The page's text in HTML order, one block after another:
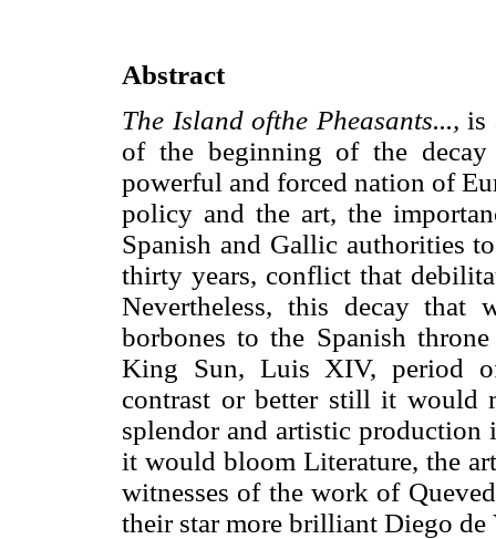
Abstract
The Island ofthe Pheasants..., is
of the beginning of the
powerful and forced nation of
policy and the art, the
Spanish and Gallic authorities
thirty years, conflict that
Nevertheless, this decay that
borbones to the Spanish
King Sun, Luis XIV, period
contrast or better still it would
splendor and artistic
it would bloom Literature, the
witnesses of the work of
their star more brilliant Diego de